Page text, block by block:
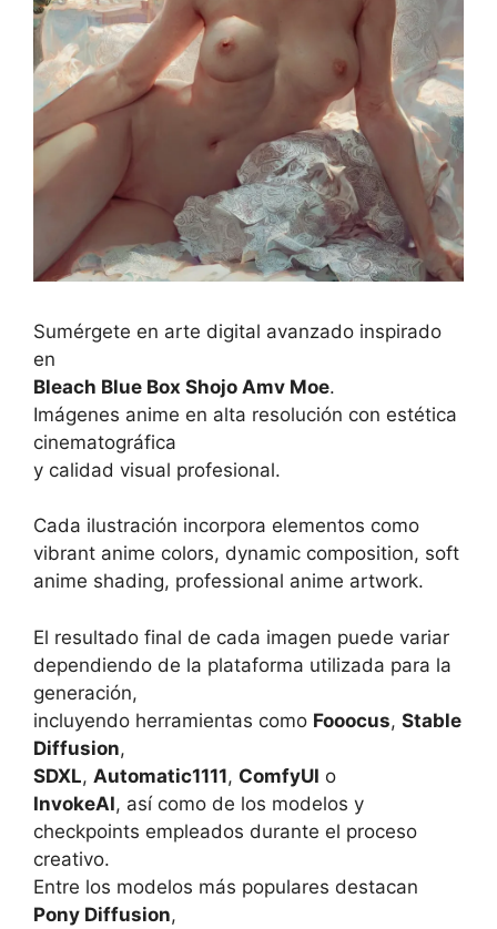
Sumérgete en arte digital avanzado inspirado
en
Bleach Blue Box Shojo Amv Moe.
Imágenes anime en alta resolución con estética
cinematográfica
y calidad visual profesional.
Cada ilustración incorpora elementos como
vibrant anime colors, dynamic composition, soft
anime shading, professional anime artwork.
El resultado final de cada imagen puede variar
dependiendo de la plataforma utilizada para la
generación,
incluyendo herramientas como Fooocus, Stable
Diffusion,
SDXL, Automatic1111, ComfyUI o
InvokeAI, así como de los modelos y
checkpoints empleados durante el proceso
creativo.
Entre los modelos más populares destacan
Pony Diffusion,